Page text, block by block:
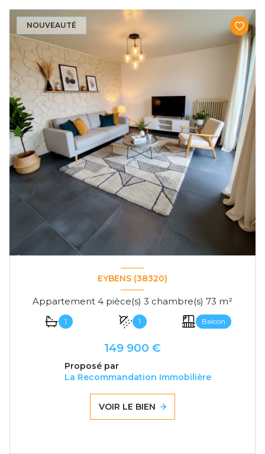
NOUVEAUTÉ
EYBENS (38320)
Appartement 4 pièce(s) 3 chambre(s) 73 m²
1 1 Balcon
149 900 €
Proposé par
La Recommandation Immobilière
VOIR LE BIEN